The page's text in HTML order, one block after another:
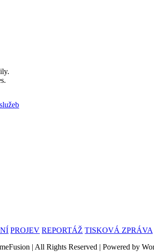
PROJEV REPORTÁŽ TISKOVÁ ZPRÁVA
| All Rights Reserved | Powered by